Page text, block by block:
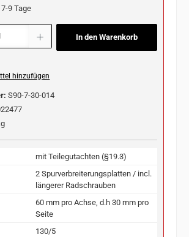
9 Tage
den gewünschten Wert ein oder benutze die Schaltflächen
In den Warenkorb
hinzufügen
S90-7-30-014
mit Teilegutachten (§19.3)
2 Spurverbreiterungsplatten / incl.
längerer Radschrauben
60 mm pro Achse, d.h 30 mm pro
Seite
130/5